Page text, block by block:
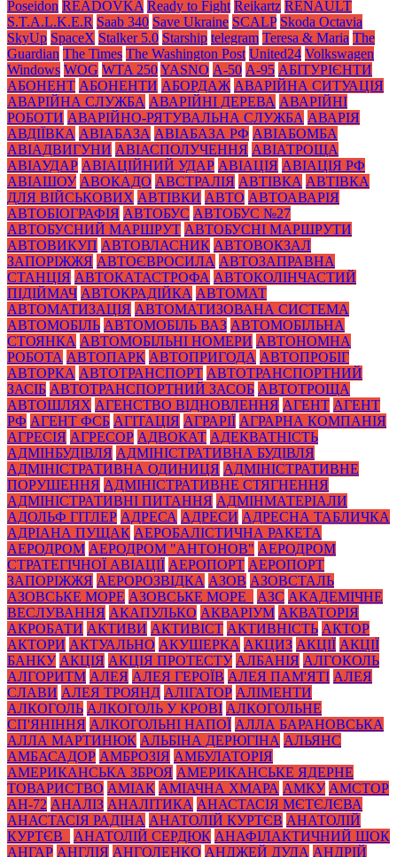
Poseidon READOVKA Ready to Fight Reikartz RENAULT
S.T.A.L.K.E.R Saab 340 Save Ukraine SCALP Skoda Octavia
SkyUp SpaceX Stalker 5.0 Starship telegram Teresa & Maria The
Guardian The Times The Washington Post United24 Volkswagen
Windows WOG WTA 250YASNO А-50 А-95 АБІТУРІЄНТИ
АБОНЕНТ АБОНЕНТИ АБОРДАЖ АВАРІЙНА СИТУАЦІЯ
АВАРІЙНА СЛУЖБА АВАРІЙНІ ДЕРЕВА АВАРІЙНІ
РОБОТИ АВАРІЙНО-РЯТУВАЛЬНА СЛУЖБА АВАРІЯ
АВДІЇВКА АВІАБАЗА АВІАБАЗА РФ АВІАБОМБА
АВІАДВИГУНИ АВІАСПОЛУЧЕННЯ АВІАТРОЩА
АВІАУДАР АВІАЦІЙНИЙ УДАР АВІАЦІЯ АВІАЦІЯ РФ
АВІАШОУ АВОКАДО АВСТРАЛІЯ АВТІВКА АВТІВКА
ДЛЯ ВІЙСЬКОВИХ АВТІВКИ АВТО АВТОАВАРІЯ
АВТОБІОГРАФІЯ АВТОБУС АВТОБУС №27
АВТОБУСНИЙ МАРШРУТ АВТОБУСНІ МАРШРУТИ
АВТОВИКУП АВТОВЛАСНИК АВТОВОКЗАЛ
ЗАПОРІЖЖЯ АВТОЄВРОСИЛА АВТОЗАПРАВНА
СТАНЦІЯ АВТОКАТАСТРОФА АВТОКОЛІНЧАСТИЙ
ПІДІЙМАЧ АВТОКРАДІЙКА АВТОМАТ
АВТОМАТИЗАЦІЯ АВТОМАТИЗОВАНА СИСТЕМА
АВТОМОБІЛЬ АВТОМОБІЛЬ ВАЗ АВТОМОБІЛЬНА
СТОЯНКА АВТОМОБІЛЬНІ НОМЕРИ АВТОНОМНА
РОБОТА АВТОПАРК АВТОПРИГОДА АВТОПРОБІГ
АВТОРКА АВТОТРАНСПОРТ АВТОТРАНСПОРТНИЙ
ЗАСІБ АВТОТРАНСПОРТНИЙ ЗАСОБ АВТОТРОЩА
АВТОШЛЯХ АГЕНСТВО ВІДНОВЛЕННЯ АГЕНТ АГЕНТ
РФ АГЕНТ ФСБ АГІТАЦІЯ АГРАРІЇ АГРАРНА КОМПАНІЯ
АГРЕСІЯ АГРЕСОР АДВОКАТ АДЕКВАТНІСТЬ
АДМІНБУДІВЛЯ АДМІНІСТРАТИВНА БУДІВЛЯ
АДМІНІСТРАТИВНА ОДИНИЦЯ АДМІНІСТРАТИВНЕ
ПОРУШЕННЯ АДМІНІСТРАТИВНЕ СТЯГНЕННЯ
АДМІНІСТРАТИВНІ ПИТАННЯ АДМІНМАТЕРІАЛИ
АДОЛЬФ ГІТЛЕР АДРЕСА АДРЕСИ АДРЕСНА ТАБЛИЧКА
АДРІАНА ПУЩАК АЕРОБАЛІСТИЧНА РАКЕТА
АЕРОДРОМ АЕРОДРОМ "АНТОНОВ" АЕРОДРОМ
СТРАТЕГІЧНОЇ АВІАЦІЇ АЕРОПОРТ АЕРОПОРТ
ЗАПОРІЖЖЯ АЕРОРОЗВІДКА АЗОВ АЗОВСТАЛЬ
АЗОВСЬКЕ МОРЕ АЗОВСЬКЕ МОРЕ_ АЗС АКАДЕМІЧНЕ
ВЕСЛУВАННЯ АКАПУЛЬКО АКВАРІУМ АКВАТОРІЯ
АКРОБАТИ АКТИВИ АКТИВІСТ АКТИВНІСТЬ АКТОР
АКТОРИ АКТУАЛЬНО АКУШЕРКА АКЦИЗ АКЦІЇ АКЦІЇ
БАНКУ АКЦІЯ АКЦІЯ ПРОТЕСТУ АЛБАНІЯ АЛГОКОЛЬ
АЛГОРИТМ АЛЕЯ АЛЕЯ ГЕРОЇВ АЛЕЯ ПАМ'ЯТІ АЛЕЯ
СЛАВИ АЛЕЯ ТРОЯНД АЛІГАТОР АЛІМЕНТИ
АЛКОГОЛЬ АЛКОГОЛЬ У КРОВІ АЛКОГОЛЬНЕ
СП'ЯНІННЯ АЛКОГОЛЬНІ НАПОЇ АЛЛА БАРАНОВСЬКА
АЛЛА МАРТИНЮК АЛЬБІНА ДЕРЮГІНА АЛЬЯНС
АМБАСАДОР АМБРОЗІЯ АМБУЛАТОРІЯ
АМЕРИКАНСЬКА ЗБРОЯ АМЕРИКАНСЬКЕ ЯДЕРНЕ
ТОВАРИСТВО АМІАК АМІАЧНА ХМАРА АМКУ АМСТОР
АН-72 АНАЛІЗ АНАЛІТИКА АНАСТАСІЯ МЄТЄЛЄВА
АНАСТАСІЯ РАДІНА АНАТОЛІЙ КУРТЄВ АНАТОЛІЙ
КУРТЄВ_
АНАТОЛІЙ СЕРДЮК АНАФІЛАКТИЧНИЙ ШОК
АНГАР АНГЛІЯ АНГОЛЕНКО АНДЖЕЙ ДУДА АНДРІЙ